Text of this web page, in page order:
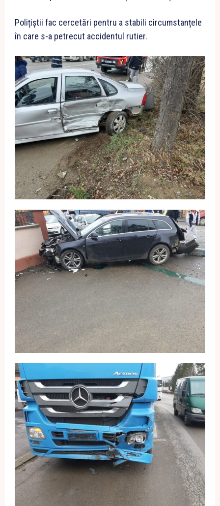
Polițiștii fac cercetări pentru a stabili circumstanțele
în care s-a petrecut accidentul rutier.